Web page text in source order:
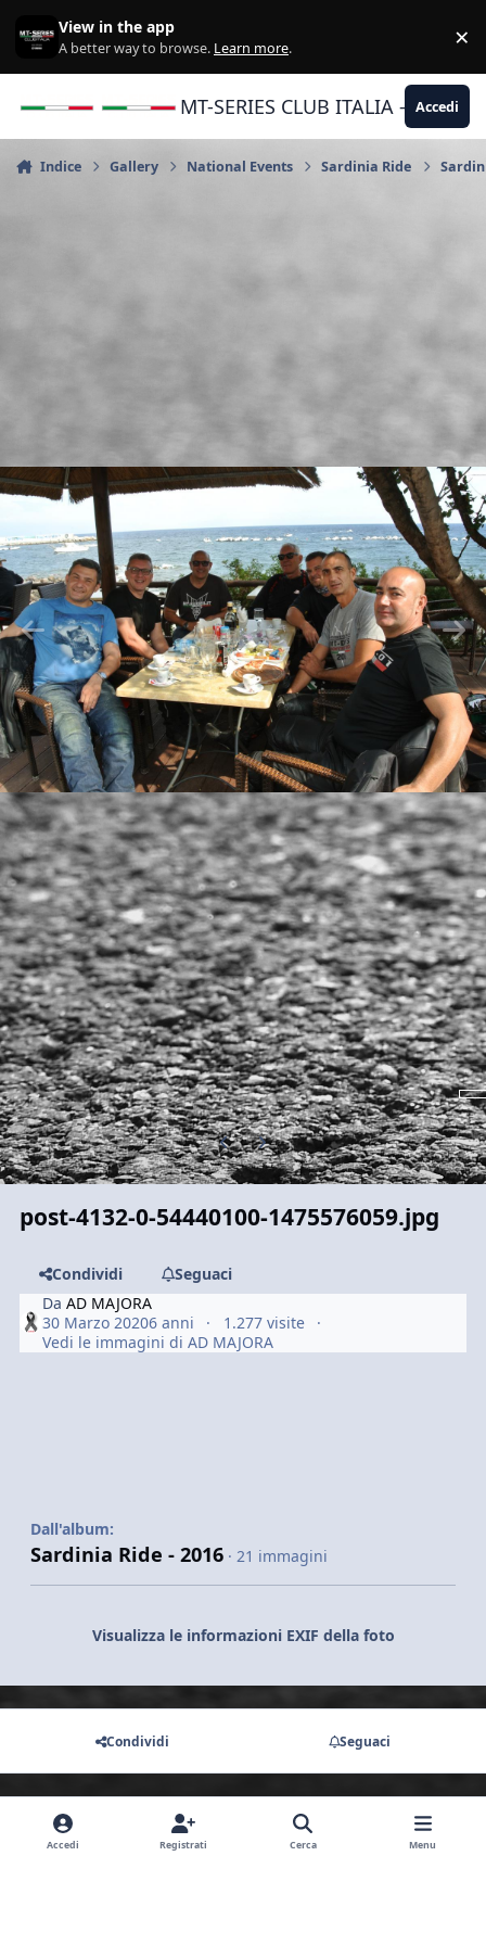
View in the app
A better way to browse. Learn more. ×
MT-SERIES CLUB ITALIA -Accedi
Indice Gallery National Events Sardinia Ride
Previous carousel slide
Next carousel slide
post-4132-0-54440100-1475576059.jpg
Condividi
Seguaci
DaAD MAJORA
30 Marzo 20206 anni
1.277 visite
Vedi le immagini di AD MAJORA
Dall'album:
Sardinia Ride - 2016 · 21 immagini
Visualizza le informazioni EXIF della foto
Condividi Seguaci
Non ci sono commenti da visualizzare.
Accedi Registrati Cerca Menu